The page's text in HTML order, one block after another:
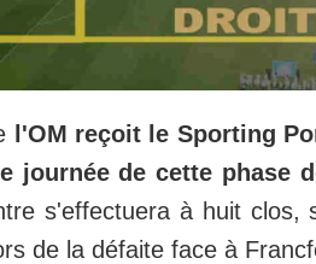
l'OM reçoit le Sporting
journée de cette phase
s'effectuera à huit clos,
de la défaite face à